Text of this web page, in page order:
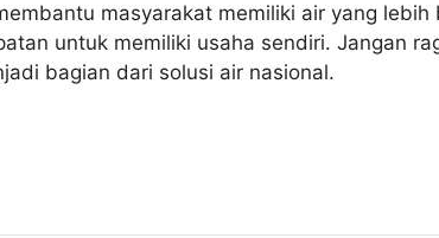
masyarakat memiliki air yang lebih
untuk memiliki usaha sendiri. Jangan
bagian dari solusi air nasional.